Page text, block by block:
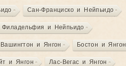
Сан-Франциско и Нейпьидо
Филадельфия и Нейпьидо
Вашингтон и Янгон Бостон и Янгон
и Янгон Лас-Вегас и Янгон